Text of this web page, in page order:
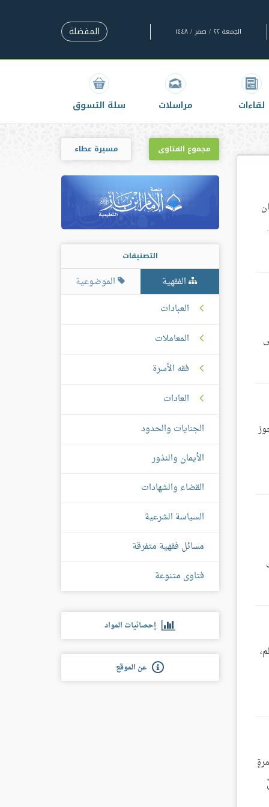
الجمعة ٢٢ / صفر / ١٤٤٨ المفضلة
لقاءات مراسلات سلة التسوق
مجموع الفتاوى مسيرة عطاء
التصنيفات
الفقهية
الموضوعية
العبادات
المعاملات
فقه الأسرة
العادات
الجنايات والحدود
الأيمان والنذور
القضاء والشهادات
السياسة الشرعية
مسائل فقهية متفرقة
فتاوى متنوعة
إحصائيات المواد
عن الموقع